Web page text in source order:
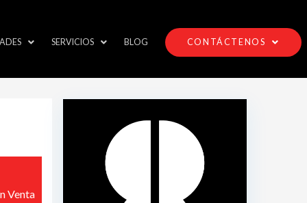
SERVICIOS BLOG CONTÁCTENOS
Venta